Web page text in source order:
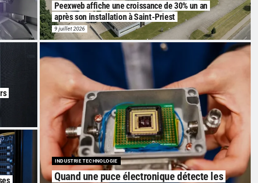
Peexweb affiche une croissance de 30% un an
après son installation à Saint-Priest
9 juillet 2026
INDUSTRIE TECHNOLOGIE
Quand une puce électronique détecte les